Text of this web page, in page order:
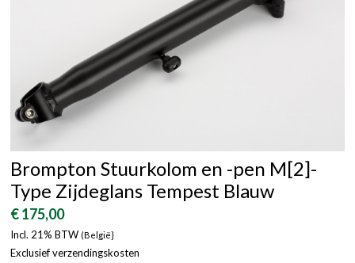
Brompton Stuurkolom en -pen M[2]-
Type Zijdeglans Tempest Blauw
€ 175,00
Incl. 21% BTW (België}
Exclusief verzendingskosten